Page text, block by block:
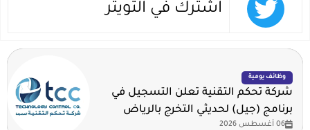
اشترك في التويتر
وظائف يومية
شركة تحكم التقنية تعلن التسجيل في
برنامج (جيل) لحديثي التخرج بالرياض
06 أغسطس 2026